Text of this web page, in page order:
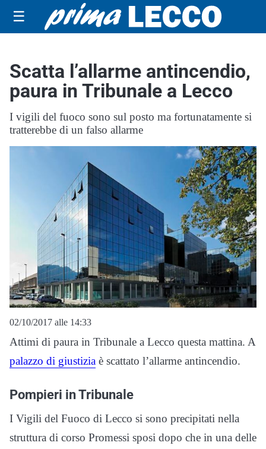
☰
Scatta l’allarme antincendio,
paura in Tribunale a Lecco
I vigili del fuoco sono sul posto ma fortunatamente si
tratterebbe di un falso allarme
02/10/2017 alle 14:33
Attimi di paura in Tribunale a Lecco questa mattina. A
palazzo di giustizia è scattato l’allarme antincendio.
Pompieri in Tribunale
I Vigili del Fuoco di Lecco si sono precipitati nella
struttura di corso Promessi sposi dopo che in una delle